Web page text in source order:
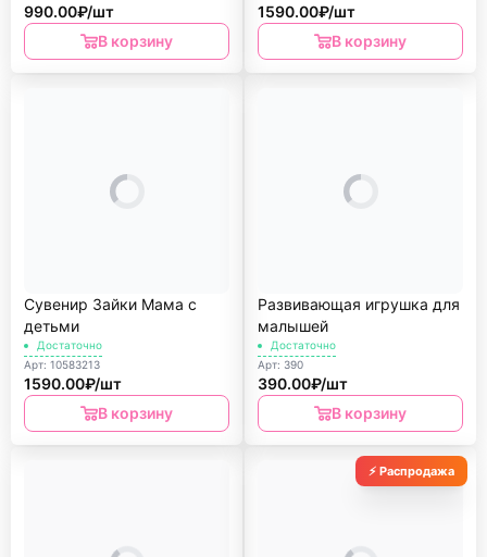
990.00₽/шт
В корзину
1590.00₽/шт
В корзину
Сувенир Зайки Мама с
детьми
Достаточно
Арт: 10583213
1590.00₽/шт
В корзину
Развивающая игрушка для
малышей
Достаточно
Арт: 390
390.00₽/шт
В корзину
⚡ Распродажа